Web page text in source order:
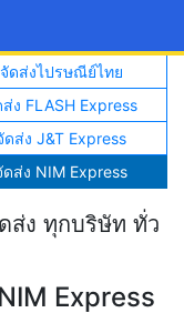
ดส่งไปรษณีย์ไทย
ง FLASH Express
ดส่ง J&T Express
ดส่ง NIM Express
ส่ง ทุกบริษัท ทั่ว
Express